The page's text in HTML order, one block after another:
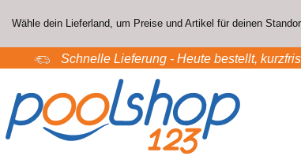
Wähle dein Lieferland, um Preise und Artikel für deinen
Schnelle Lieferung - Heute bestellt,